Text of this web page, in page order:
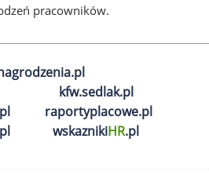
pracowników.
kfw.sedlak.pl
raportyplacowe.pl
wskaznikiHR.pl